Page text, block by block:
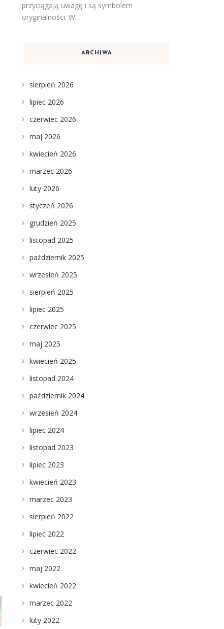
przyciągają uwagę i są symbolem
oryginalności. W …
ARCHIWA
sierpień 2026
lipiec 2026
czerwiec 2026
maj 2026
kwiecień 2026
marzec 2026
luty 2026
styczeń 2026
grudzień 2025
listopad 2025
październik 2025
wrzesień 2025
sierpień 2025
lipiec 2025
czerwiec 2025
maj 2025
kwiecień 2025
listopad 2024
październik 2024
wrzesień 2024
lipiec 2024
listopad 2023
lipiec 2023
kwiecień 2023
marzec 2023
sierpień 2022
lipiec 2022
czerwiec 2022
maj 2022
kwiecień 2022
marzec 2022
luty 2022